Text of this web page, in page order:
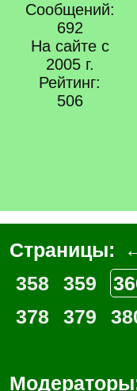
Сообщений:
692
На сайте с
2005 г.
Рейтинг:
506
Страницы:
358
359
378
379